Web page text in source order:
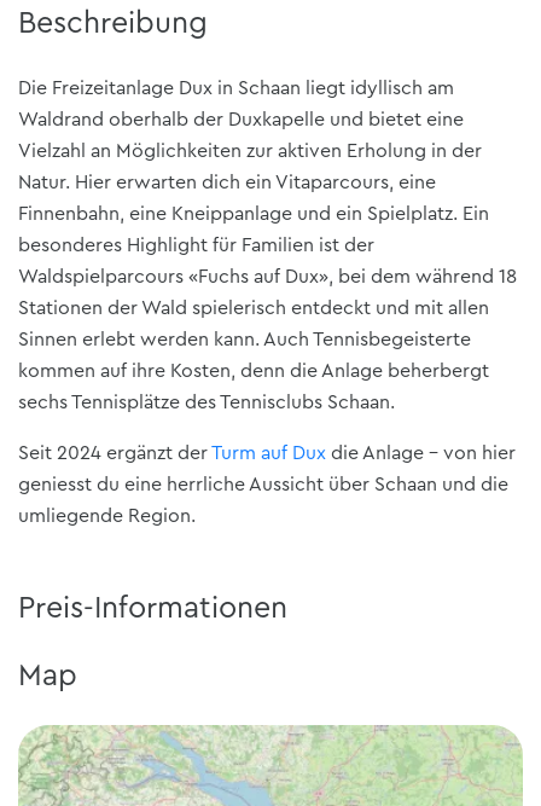
Beschreibung
Die Freizeitanlage Dux in Schaan liegt idyllisch am
Waldrand oberhalb der Duxkapelle und bietet eine
Vielzahl an Möglichkeiten zur aktiven Erholung in der
Natur. Hier erwarten dich ein Vitaparcours, eine
Finnenbahn, eine Kneippanlage und ein Spielplatz. Ein
besonderes Highlight für Familien ist der
Waldspielparcours «Fuchs auf Dux», bei dem während 18
Stationen der Wald spielerisch entdeckt und mit allen
Sinnen erlebt werden kann. Auch Tennisbegeisterte
kommen auf ihre Kosten, denn die Anlage beherbergt
sechs Tennisplätze des Tennisclubs Schaan.
Seit 2024 ergänzt derTurm auf Dux die Anlage – von hier
geniesst du eine herrliche Aussicht über Schaan und die
umliegende Region.
Preis-Informationen
Map